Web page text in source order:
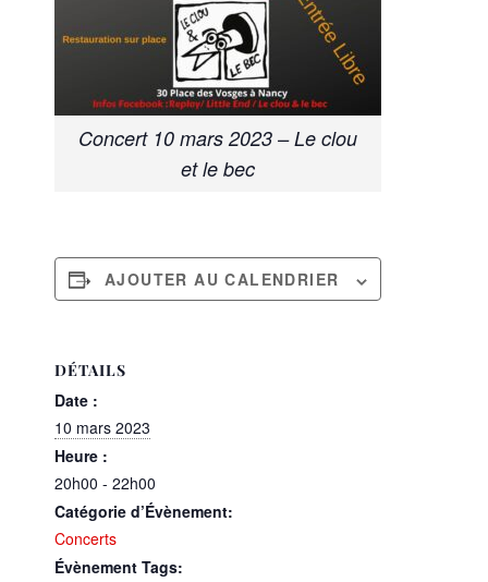
Concert 10 mars 2023 – Le clou
et le bec
AJOUTER AU CALENDRIER
DÉTAILS
Date :
10 mars 2023
Heure :
20h00 - 22h00
Catégorie d’Évènement:
Concerts
Évènement Tags: